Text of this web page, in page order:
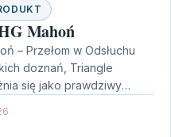
Mahoń
– Przełom w Odsłuchu
doznań, Triangle
się jako prawdziwy